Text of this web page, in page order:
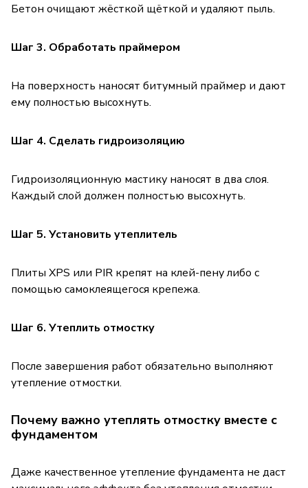
Бетон очищают жёсткой щёткой и удаляют пыль.
Шаг 3. Обработать праймером
На поверхность наносят битумный праймер и дают
ему полностью высохнуть.
Шаг 4. Сделать гидроизоляцию
Гидроизоляционную мастику наносят в два слоя.
Каждый слой должен полностью высохнуть.
Шаг 5. Установить утеплитель
Плиты XPS или PIR крепят на клей-пену либо с
помощью самоклеящегося крепежа.
Шаг 6. Утеплить отмостку
После завершения работ обязательно выполняют
утепление отмостки.
Почему важно утеплять отмостку вместе с
фундаментом
Даже качественное утепление фундамента не даст